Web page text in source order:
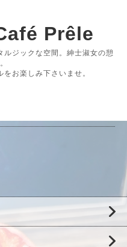
Prêle
ジックな空間。紳士淑女の憩
お楽しみ下さいませ。